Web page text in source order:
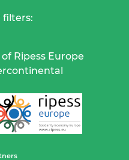
filters:
Ripess Europe